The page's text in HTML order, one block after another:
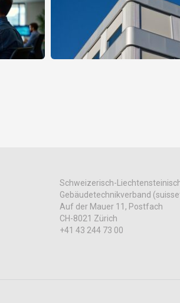
Schweizerisch-
Gebäudetechnikverband
Auf der Mauer 11, Postfach
CH-8021 Zürich
+41 43 244 73 00